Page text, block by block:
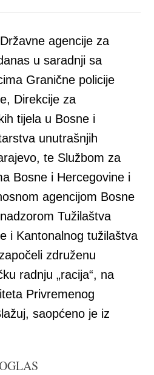
agencije za
u saradnji sa
Granične policije
Direkcije za
tijela u Bosne i
unutrašnjih
te Službom za
Bosne i Hercegovine i
agencijom Bosne
Tužilaštva
i Kantonalnog tužilaštva
združenu
radnju „racija“, na
Privremenog
saopćeno je iz